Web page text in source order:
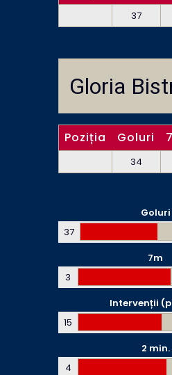
37
Gloria
Poziția Goluri
34
Goluri
37
7m
3
Intervenții
15
2 min.
4